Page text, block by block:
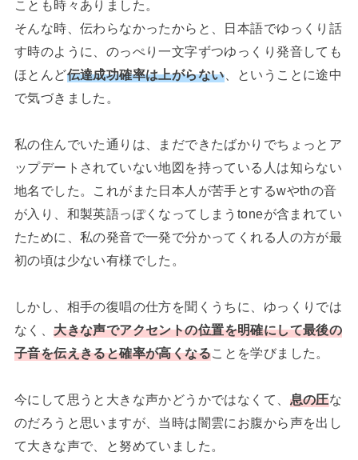
ことも時々ありました。
そんな時、伝わらなかったからと、日本語でゆっくり話
す時のように、のっぺり一文字ずつゆっくり発音しても
ほとんど伝達成功確率は上がらない、ということに途中
で気づきました。
私の住んでいた通りは、まだできたばかりでちょっとア
ップデートされていない地図を持っている人は知らない
地名でした。これがまた日本人が苦手とするwやthの音
が入り、和製英語っぽくなってしまうtoneが含まれてい
たために、私の発音で一発で分かってくれる人の方が最
初の頃は少ない有様でした。
しかし、相手の復唱の仕方を聞くうちに、ゆっくりでは
なく、大きな声でアクセントの位置を明確にして最後の
子音を伝えきると確率が高くなることを学びました。
今にして思うと大きな声かどうかではなくて、 息の圧な
のだろうと思いますが、当時は闇雲にお腹から声を出し
て大きな声で、と努めていました。